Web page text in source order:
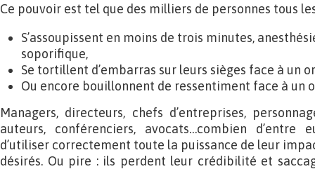
Ce pouvoir est tel que des milliers de personnes tous
S’assoupissent en moins de trois minutes,
soporifique,
Se tortillent d’embarras sur leurs sièges face à un
Ou encore bouillonnent de ressentiment face à un
Managers, directeurs, chefs d’entreprises,
auteurs, conférenciers, avocats…combien
d’utiliser correctement toute la puissance de leur
désirés. Ou pire : ils perdent leur crédibilité et